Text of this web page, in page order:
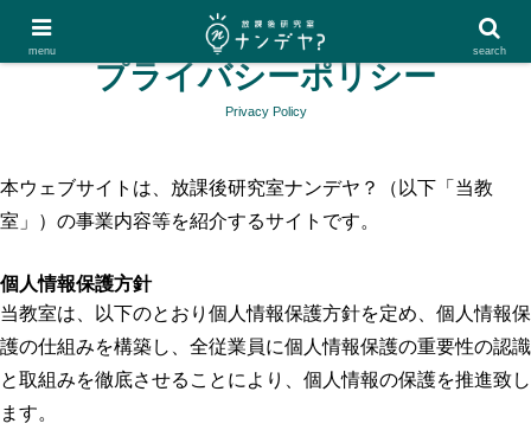
プライバシーポリシー
Privacy Policy
本ウェブサイトは、放課後研究室ナンデヤ？（以下「当教
室」）の事業内容等を紹介するサイトです。
個人情報保護方針
当教室は、以下のとおり個人情報保護方針を定め、個人情報保
護の仕組みを構築し、全従業員に個人情報保護の重要性の認識
と取組みを徹底させることにより、個人情報の保護を推進致し
ます。
menu search